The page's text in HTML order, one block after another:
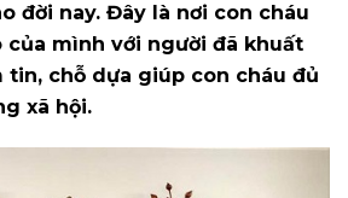
đời nay. Đây là nơi con cháu
mình với người đã khuất
tin, chỗ dựa giúp con cháu đủ
xã hội.